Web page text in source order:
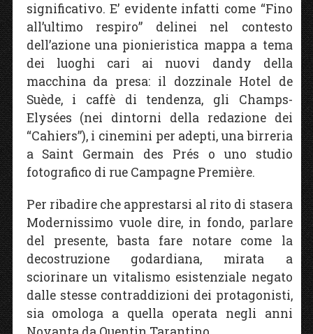
significativo. E’ evidente infatti come “Fino
all’ultimo respiro” delinei nel contesto
dell’azione una pionieristica mappa a tema
dei luoghi cari ai nuovi dandy della
macchina da presa: il dozzinale Hotel de
Suède, i caffè di tendenza, gli Champs-
Elysées (nei dintorni della redazione dei
“Cahiers”), i cinemini per adepti, una birreria
a Saint Germain des Prés o uno studio
fotografico di rue Campagne Première.
Per ribadire che apprestarsi al rito di stasera
Modernissimo vuole dire, in fondo, parlare
del presente, basta fare notare come la
decostruzione godardiana, mirata a
sciorinare un vitalismo esistenziale negato
dalle stesse contraddizioni dei protagonisti,
sia omologa a quella operata negli anni